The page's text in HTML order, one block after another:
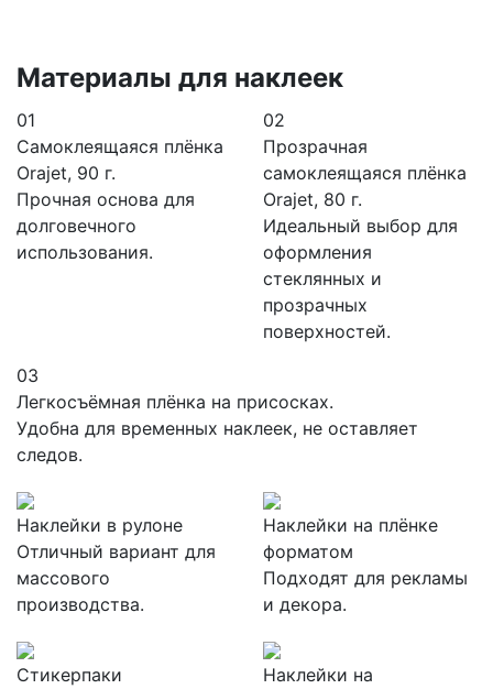
Материалы для наклеек
01
Самоклеящаяся плёнка
Orajet, 90 г.
Прочная основа для
долговечного
использования.
02
Прозрачная
самоклеящаяся плёнка
Orajet, 80 г.
Идеальный выбор для
оформления
стеклянных и
прозрачных
поверхностей.
03
Легкосъёмная плёнка на присосках.
Удобна для временных наклеек, не оставляет
следов.
Наклейки в рулоне
Отличный вариант для
массового
производства.
Наклейки на плёнке
форматом
Подходят для рекламы
и декора.
Стикерпаки
Наклейки на